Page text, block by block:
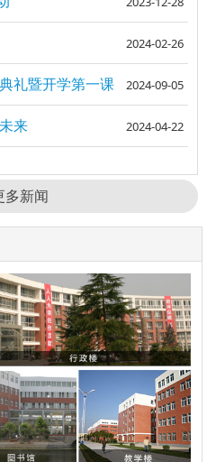
2024-02-26
礼暨开学第一课 2024-09-05
来 2024-04-22
多新闻